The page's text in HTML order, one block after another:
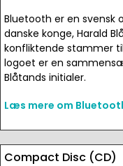
Bluetooth er en svensk
danske konge, Harald
konfliktende stammer
logoet er en
Blåtands initialer.
Læs mere om
Compact Disc (CD)